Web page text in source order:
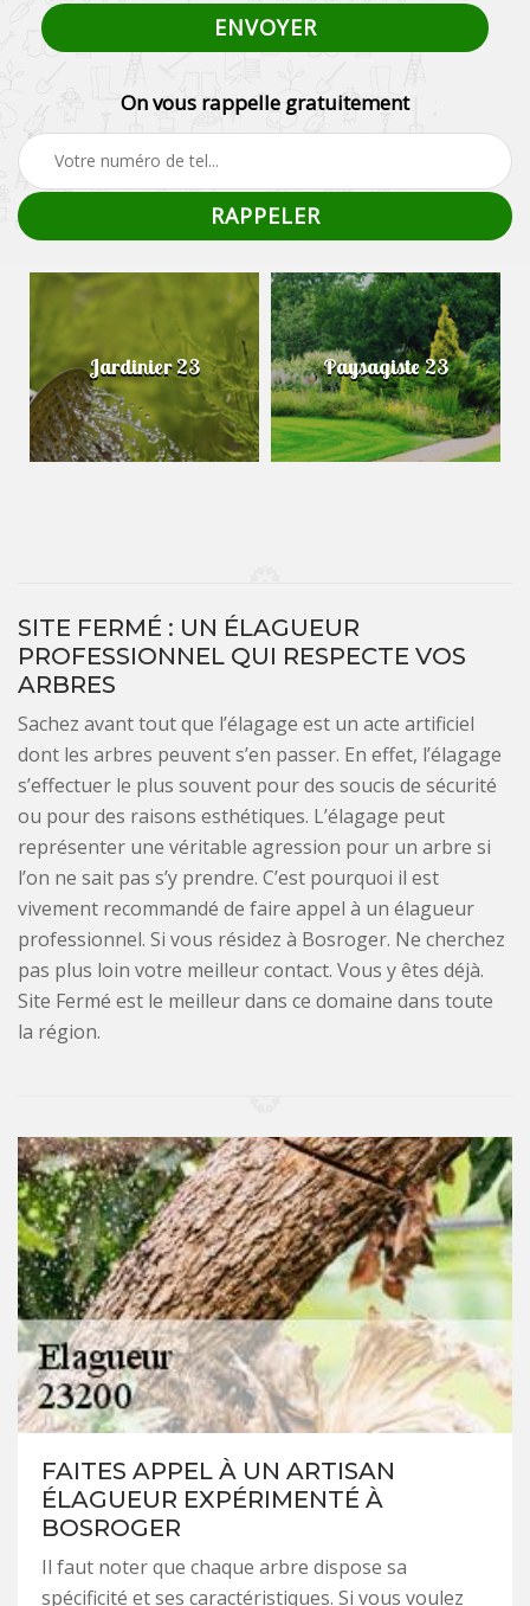
On vous rappelle gratuitement
Jardinier 23 Paysagiste 23
SITE FERMÉ : UN ÉLAGUEUR
PROFESSIONNEL QUI RESPECTE VOS
ARBRES
Sachez avant tout que l’élagage est un acte artificiel
dont les arbres peuvent s’en passer. En effet, l’élagage
s’effectuer le plus souvent pour des soucis de sécurité
ou pour des raisons esthétiques. L’élagage peut
représenter une véritable agression pour un arbre si
l’on ne sait pas s’y prendre. C’est pourquoi il est
vivement recommandé de faire appel à un élagueur
professionnel. Si vous résidez à Bosroger. Ne cherchez
pas plus loin votre meilleur contact. Vous y êtes déjà.
Site Fermé est le meilleur dans ce domaine dans toute
la région.
FAITES APPEL À UN ARTISAN
ÉLAGUEUR EXPÉRIMENTÉ À
BOSROGER
Il faut noter que chaque arbre dispose sa
spécificité et ses caractéristiques. Si vous voulez